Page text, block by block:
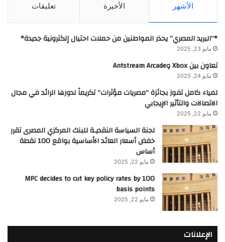
الأشهر الأخيرة تعليقات
*”البريد المصري” يحذر المواطنين من حملات احتيال إلكترونية جديدة*
مايو 23, 2025
تعاون بين Xbox وAntstream Arcade
مايو 24, 2025
لمياء كامل تفوز بجائزة “مصريات مؤثرات” تكريماً لدورها الرائد في مجال
الاتصالات والتأثير الإيجابي
مايو 22, 2025
لجنة السياسة النقديـة للبنك المركزي المصرى تقرر
خفض أسعار العائد الأساسية بواقع 100 نقطة
أساس
مايو 22, 2025
MPC decides to cut key policy rates by 100
basis points
مايو 22, 2025
الإعلانات